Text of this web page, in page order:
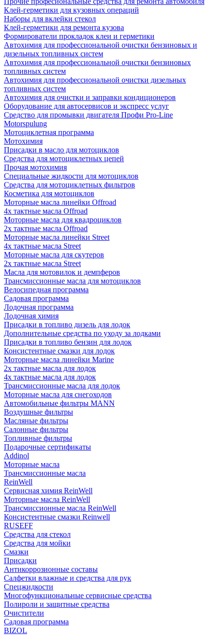
Клей-герметики для кузовных операций
Наборы для вклейки стекол
Клей-герметики для ремонта кузова
Формирователи прокладок клеи и герметики
Автохимия для профессиональной очистки бензиновых и
дизельных топливных систем
Автохимия для профессиональной очистки бензиновых
топливных систем
Автохимия для профессиональной очистки дизельных
топливных систем
Автохимия для очистки и заправки кондиционеров
Оборудование для автосервисов и экспресс услуг
Средство для промывки двигателя Профи Pro-Line
Motorspulung
Мотоциклетная программа
Мотохимия
Присадки в масло для мотоциклов
Средства для мотоциклетных цепей
Прочая мотохимия
Специальные жидкости для мотоциклов
Средства для мотоциклетных фильтров
Косметика для мотоциклов
Моторные масла линейки Offroad
4х тактные масла Offroad
Моторные масла для квадроциклов
2х тактные масла Offroad
Моторные масла линейки Street
4х тактные масла Street
Моторные масла для скутеров
2х тактные масла Street
Масла для мотовилок и демпферов
Трансмиссионные масла для мотоциклов
Велосипедная программа
Садовая программа
Лодочная программа
Лодочная химия
Присадки в топливо дизель для лодок
Дополнительные средства по уходу за лодками
Присадки в топливо бензин для лодок
Консистентные смазки для лодок
Моторные масла линейки Marine
2х тактные масла для лодок
4х тактные масла для лодок
Трансмиссионные масла для лодок
Моторные масла для снегоходов
Автомобильные фильтры MANN
Воздушные фильтры
Масляные фильтры
Салонные фильтры
Топливные фильтры
Подарочные сертификаты
Addinol
Моторные масла
Трансмиссионные масла
ReinWell
Сервисная химия ReinWell
Моторные масла ReinWell
Трансмиссионные масла ReinWell
Консистентные смазки Reinwell
RUSEFF
Средства для стекол
Средства для мойки
Смазки
Присадки
Антикоррозионные составы
Салфетки влажные и средства для рук
Спецжидкости
Многофункциональные сервисные средства
Полироли и защитные средства
Очистители
Садовая программа
BIZOL